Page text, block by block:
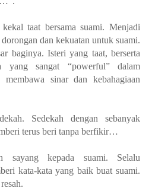
taat bersama suami. Menjadi
dan kekuatan untuk suami.
baginya. Isteri yang taat, berserta
yang sangat “powerful” dalam
membawa sinar dan kebahagiaan
Sedekah dengan sebanyak
terus beri tanpa berfikir…
sayang kepada suami. Selalu
kata-kata yang baik buat suami.